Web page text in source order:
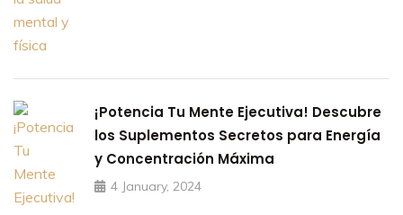
¡Potencia Tu Mente Ejecutiva! Descubre
los Suplementos Secretos para Energía
y Concentración Máxima
4 January, 2024